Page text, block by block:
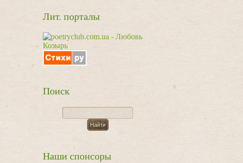
Лит. порталы
Поиск
Наши спонсоры